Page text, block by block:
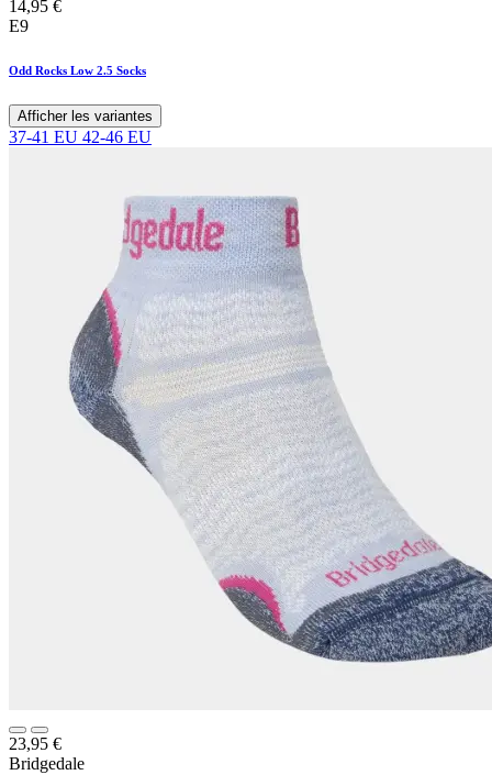
14,95 €
E9
Odd Rocks Low 2.5 Socks
Afficher les variantes
37-41 EU 42-46 EU
23,95 €
Bridgedale